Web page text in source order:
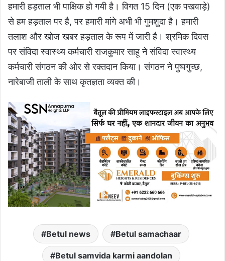
हमारी हड़ताल भी पाक्षिक हो गयी है। विगत 15 दिन (एक पखवाड़े)
से हम हड़ताल पर है, पर हमारी मांगे अभी भी गुमशुदा है। हमारी
तलाश और खोज खबर हड़ताल के रूप में जारी है। श्रमिक दिवस
पर संविदा स्वास्थ्य कर्मचारी राजकुमार साहू ने संविदा स्वास्थ्य
कर्मचारी संगठन की ओर से रक्तदान किया। संगठन ने पुष्पगुच्छ,
नारेबाजी ताली के साथ कृतज्ञता व्यक्त की।
Betul news Betul samachaar
Betul samvida karmi aandolan